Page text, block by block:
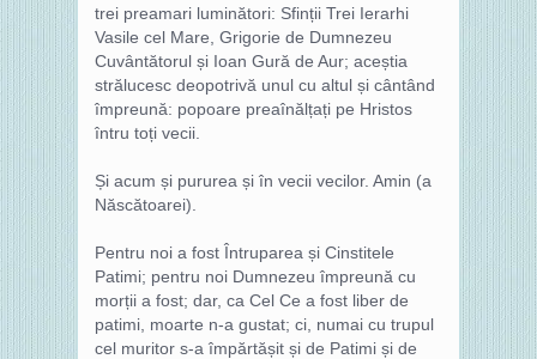
trei preamari luminători: Sfinții Trei Ierarhi
Vasile cel Mare, Grigorie de Dumnezeu
Cuvântătorul și Ioan Gură de Aur; aceștia
strălucesc deopotrivă unul cu altul și cântând
împreună: popoare preaînălțați pe Hristos
întru toți vecii.
Și acum și pururea și în vecii vecilor. Amin (a
Născătoarei).
Pentru noi a fost Întruparea și Cinstitele
Patimi; pentru noi Dumnezeu împreună cu
morții a fost; dar, ca Cel Ce a fost liber de
patimi, moarte n-a gustat; ci, numai cu trupul
cel muritor s-a împărtășit și de Patimi și de